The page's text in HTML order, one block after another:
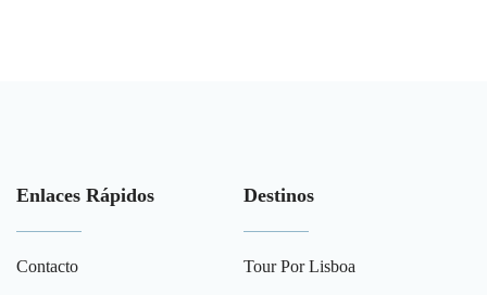
Enlaces Rápidos
Contacto
Destinos
Tour Por Lisboa